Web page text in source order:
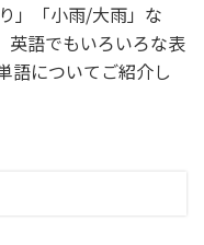
」「小雨/大雨」な
英語でもいろいろな表
語についてご紹介し